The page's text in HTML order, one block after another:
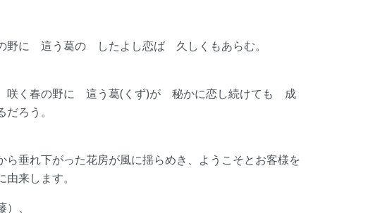
野に 這う葛の したよし恋ば 久しくもあらむ。
咲く春の野に 這う葛(くず)が 秘かに恋し続けても 成
ろう。
ら垂れ下がった花房が風に揺らめき、ようこそとお客様を
来します。
、